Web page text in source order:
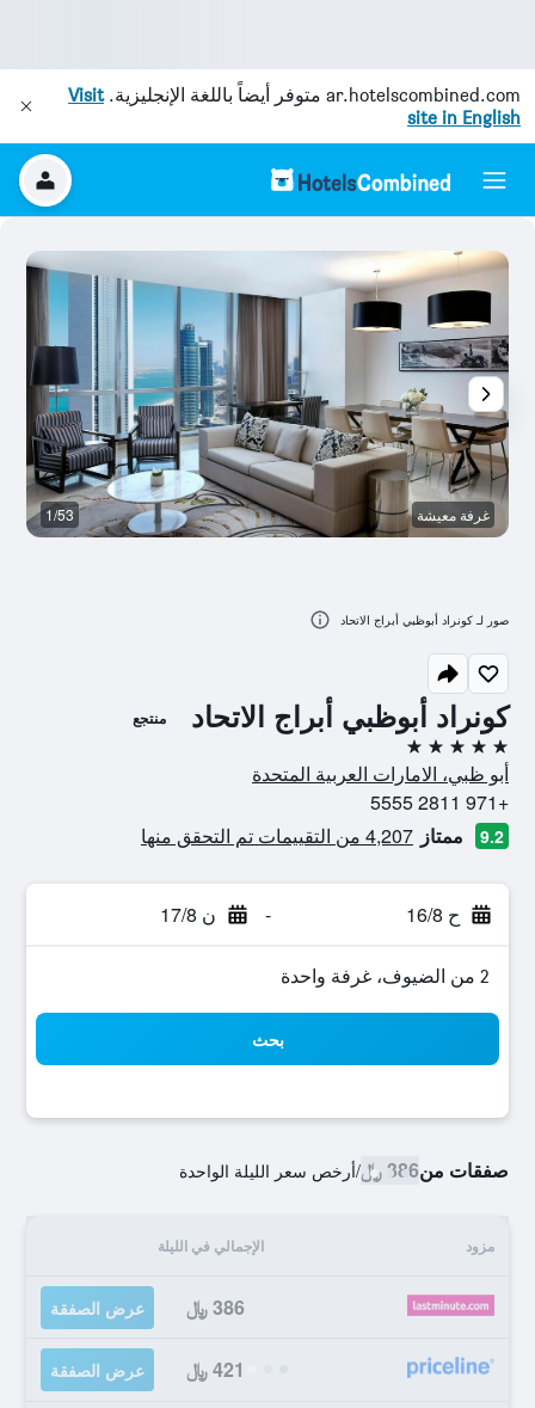
ar.hotelscombined.com متوفر أيضاً باللغة الإنجليزية.Visit
site in English
كونراد أبوظبي أبراج الاتحاد منتجع
5 نجوم
أبو ظبي، الامارات العربية المتحدة
+971 2811 5555
9.2 ممتاز 4,207 من التقييمات تم التحقق منها
ح 16/8 - ن 17/8
2 من الضيوف، غرفة واحدة
بحث
صفقات من386 ﷼ /أرخص سعر الليلة الواحدة
مزود الإجمالي في الليلة
386 ﷼ عرض الصفقة
421 ﷼ عرض الصفقة
غرفة معيشة 1/53
صور لـ كونراد أبوظبي أبراج الاتحاد